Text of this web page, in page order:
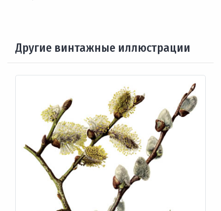
Другие винтажные иллюстрации